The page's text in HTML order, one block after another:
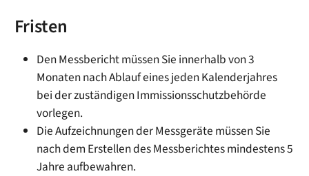
Fristen
Den Messbericht müssen Sie innerhalb von 3
Monaten nach Ablauf eines jeden Kalenderjahres
bei der zuständigen Immissionsschutzbehörde
vorlegen.
Die Aufzeichnungen der Messgeräte müssen Sie
nach dem Erstellen des Messberichtes mindestens 5
Jahre aufbewahren.